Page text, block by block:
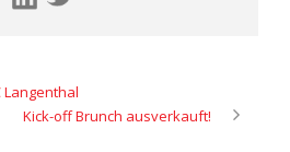
Langenthal
Kick-off Brunch ausverkauft!